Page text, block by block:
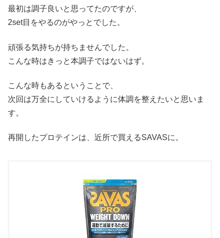
最初は調子良いと思ってたのですが、
2set目をやるのがやっとでした。
頑張る気持ちが持ちませんでした。
こんな時はきっと本調子ではないはず。
こんな時もあるということで、
次回は万全にしていけるように体調を整えたいと思いま
す。
再開したプロテインは、近所で買えるSAVASに。